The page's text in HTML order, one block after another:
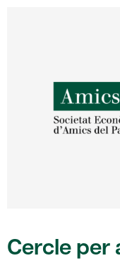
Cercle per